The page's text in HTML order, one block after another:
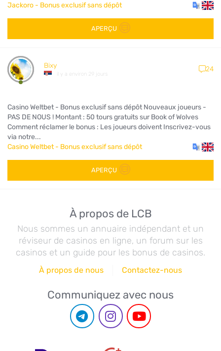
Jackoro - Bonus exclusif sans dépôt
APERÇU
Bixy
il y a environ 29 jours
24
Casino Weltbet - Bonus exclusif sans dépôt Nouveaux joueurs -
PAS DE NOUS ! Montant : 50 tours gratuits sur Book of Wolves
Comment réclamer le bonus : Les joueurs doivent Inscrivez-vous
via notre...
Casino Weltbet - Bonus exclusif sans dépôt
APERÇU
À propos de LCB
Nous sommes un annuaire indépendant et un
réviseur de casinos en ligne, un forum sur les
casinos et un guide pour les bonus de casinos.
À propos de nous Contactez-nous
Communiquez avec nous